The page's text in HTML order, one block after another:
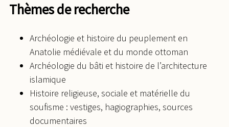
Thèmes de recherche
Archéologie et histoire du peuplement en
Anatolie médiévale et du monde ottoman
Archéologie du bâti et histoire de l’architecture
islamique
Histoire religieuse, sociale et matérielle du
soufisme : vestiges, hagiographies, sources
documentaires